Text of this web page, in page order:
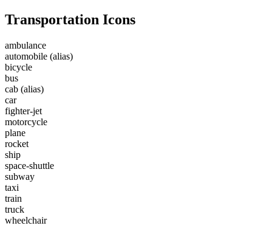
Transportation Icons
ambulance
automobile (alias)
bicycle
bus
cab (alias)
car
fighter-jet
motorcycle
plane
rocket
ship
space-shuttle
subway
taxi
train
truck
wheelchair